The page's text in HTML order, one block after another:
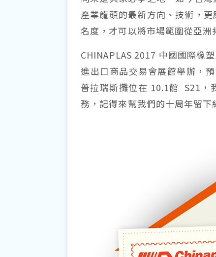
產業龍頭的最新方向、技術，
名度，才可以將市場範圍從亞洲
CHINAPLAS 2017 中國國際橡
進出口商品交易會展館舉辦，
普拉瑞斯攤位在 10.1館 S21，
務，記得來幫我們的十周年留下